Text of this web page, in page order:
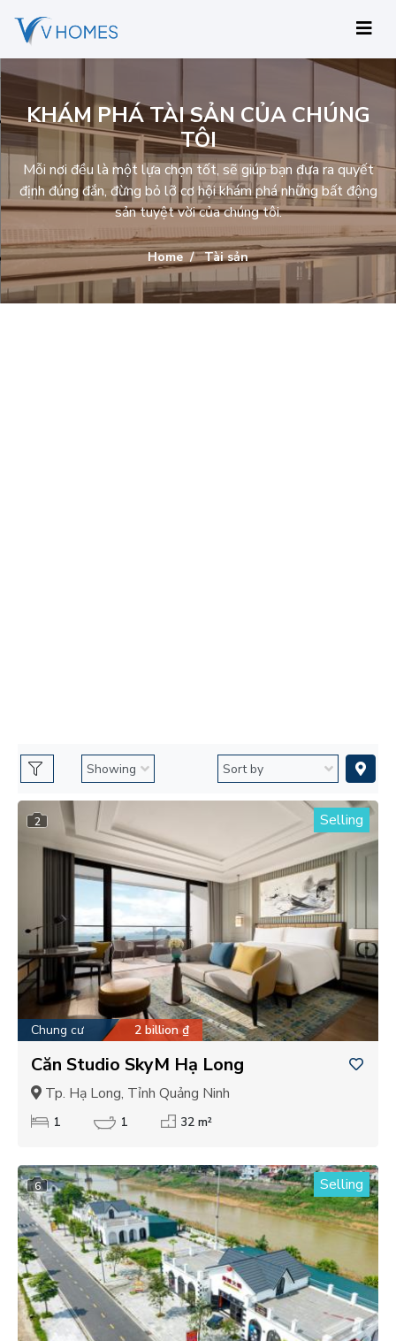
KHÁM PHÁ TÀI SẢN CỦA CHÚNG
TÔI
Mỗi nơi đều là một lựa chọn tốt, sẽ giúp bạn đưa ra quyết
định đúng đắn, đừng bỏ lỡ cơ hội khám phá những bất động
sản tuyệt vời của chúng tôi.
Home Tài sản
2 Selling
Chung cư 2 billion ₫
Căn Studio SkyM Hạ Long
Tp. Hạ Long, Tỉnh Quảng Ninh
1 1 32 m²
6 Selling